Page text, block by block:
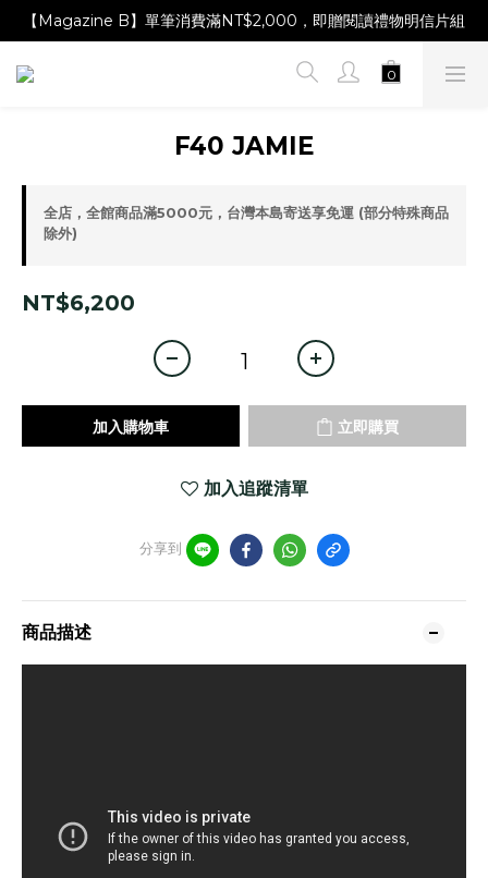
【Magazine B】單筆消費滿NT$2,000，即贈閱讀禮物明信片組
【Magazine B】單筆消費滿NT$2,000，即贈閱讀禮物明信片組
【林青那 carta 畫作】線上獨家開售，凡購買即贈限量紀念海報
F40 JAMIE
全店，全館商品滿5000元，台灣本島寄送享免運 (部分特殊商品
除外)
NT$6,200
加入購物車 立即購買
加入追蹤清單
分享到
商品描述